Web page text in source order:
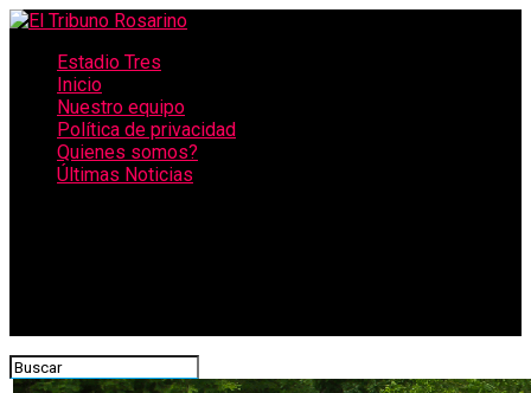
Estadio Tres
Inicio
Nuestro equipo
Política de privacidad
Quienes somos?
Últimas Noticias